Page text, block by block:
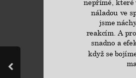
nepřímé, které
náladou ve
jsme
reakcím. A
snadno a
když se